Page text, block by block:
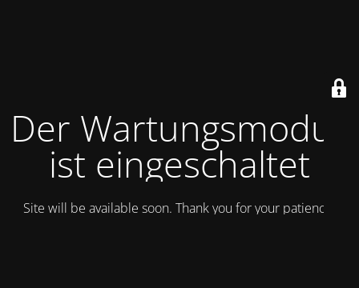
Der Wartungsmodus
ist eingeschaltet
Site will be available soon. Thank you for your patience!